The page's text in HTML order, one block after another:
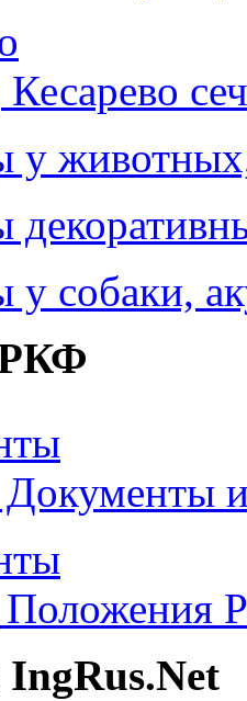
Кесарево
у
собаки,
Документы
Положения
IngRus.Net